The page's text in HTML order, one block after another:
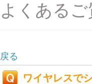
よくある
戻る
ワイヤレスで